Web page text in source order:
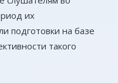
их
подготовки на базе
такого